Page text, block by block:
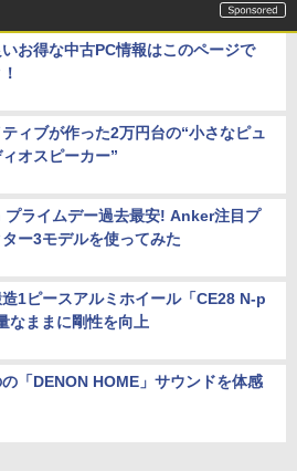
お得な中古PC情報はこのページで
ィブが作った2万円台の“小さなピュ
オスピーカー”
ライムデー過去最安! Anker注目プ
ー3モデルを使ってみた
造1ピースアルミホイール「CE28 N-p
なままに剛性を向上
「DENON HOME」サウンドを体感